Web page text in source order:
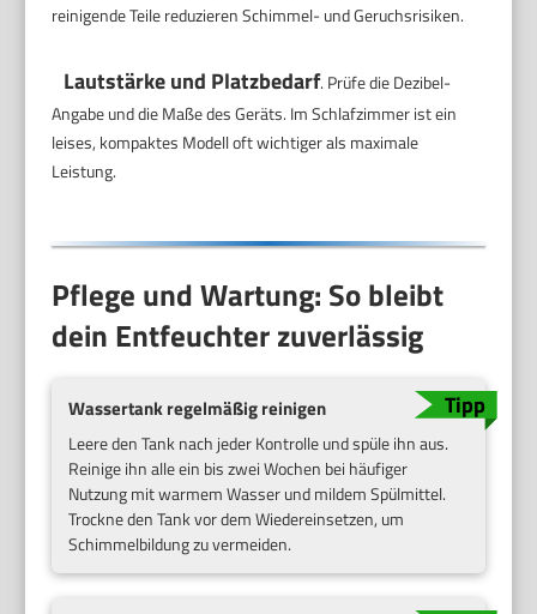
reinigende Teile reduzieren Schimmel- und Geruchsrisiken.
Lautstärke und Platzbedarf. Prüfe die Dezibel-
Angabe und die Maße des Geräts. Im Schlafzimmer ist ein
leises, kompaktes Modell oft wichtiger als maximale
Leistung.
Pflege und Wartung: So bleibt
dein Entfeuchter zuverlässig
Wassertank regelmäßig reinigen
Leere den Tank nach jeder Kontrolle und spüle ihn aus.
Reinige ihn alle ein bis zwei Wochen bei häufiger
Nutzung mit warmem Wasser und mildem Spülmittel.
Trockne den Tank vor dem Wiedereinsetzen, um
Schimmelbildung zu vermeiden.